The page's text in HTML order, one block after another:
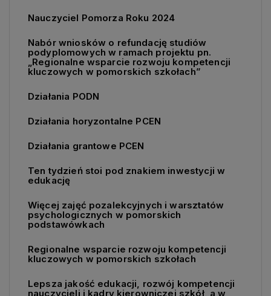
Nauczyciel Pomorza Roku 2024
Nabór wniosków o refundację studiów
podyplomowych w ramach projektu pn.
„Regionalne wsparcie rozwoju kompetencji
kluczowych w pomorskich szkołach”
Działania PODN
Działania horyzontalne PCEN
Działania grantowe PCEN
Ten tydzień stoi pod znakiem inwestycji w
edukację
Więcej zajęć pozalekcyjnych i warsztatów
psychologicznych w pomorskich
podstawówkach
Regionalne wsparcie rozwoju kompetencji
kluczowych w pomorskich szkołach
Lepsza jakość edukacji, rozwój kompetencji
nauczycieli i kadry kierowniczej szkół, a w